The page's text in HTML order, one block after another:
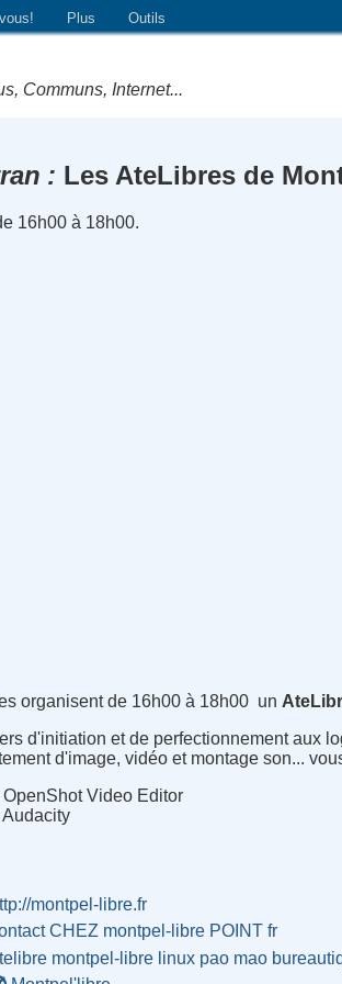
Plus Outils
Communs, Internet...
Les AteLibres de
16h00 à 18h00.
organisent de 16h00 à 18h00 un
d'initiation et de perfectionnement aux
d'image, vidéo et montage son...
Video Editor
montpel-libre.fr
CHEZ montpel-libre POINT fr
montpel-libre linux pao mao